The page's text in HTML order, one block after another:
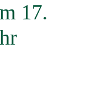
17.